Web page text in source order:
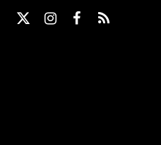
X
Instagram
Facebook
RSS